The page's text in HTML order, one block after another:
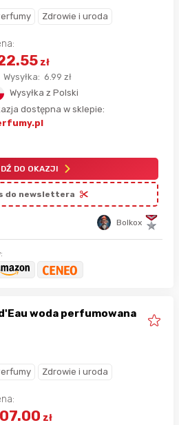
Zdrowie i uroda
zł
Wysyłka: 6.99 zł
Wysyłka z Polski
dostępna w sklepie:
DO OKAZJI
do newslettera
Bolkox
Zdrowie i uroda
zł